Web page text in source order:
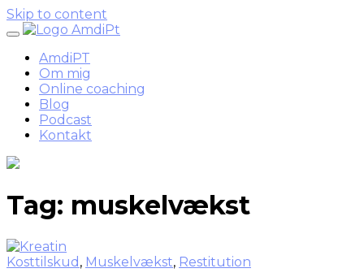
Skip to content
AmdiPT
Om mig
Online coaching
Blog
Podcast
Kontakt
Tag: muskelvækst
Kosttilskud , Muskelvækst, Restitution